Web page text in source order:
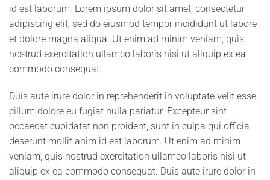
id est laborum. Lorem ipsum dolor sit amet, consectetur
adipiscing elit, sed do eiusmod tempor incididunt ut labore
et dolore magna aliqua. Ut enim ad minim veniam, quis
nostrud exercitation ullamco laboris nisi ut aliquip ex ea
commodo consequat.
Duis aute irure dolor in reprehenderit in voluptate velit esse
cillum dolore eu fugiat nulla pariatur. Excepteur sint
occaecat cupidatat non proident, sunt in culpa qui officia
deserunt mollit anim id est laborum. Ut enim ad minim
veniam, quis nostrud exercitation ullamco laboris nisi ut
aliquip ex ea commodo consequat. Duis aute irure dolor in